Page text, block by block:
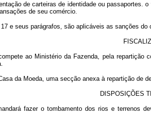
de carteiras de identidade ou
de seu comércio.
e seus parágrafos, são aplicáveis as sanções do
ao Ministério da Fazenda, pela
da Moeda, uma secção anexa à repartição
DISPOSIÇÕES
fazer o tombamento dos rios e terrenos